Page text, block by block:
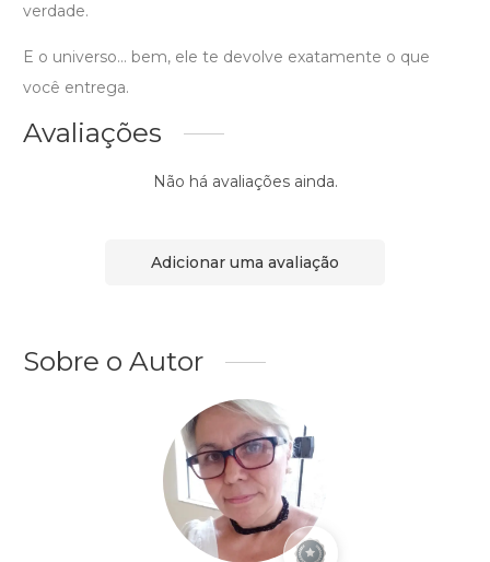
verdade.
E o universo… bem, ele te devolve exatamente o que
você entrega.
Avaliações
Não há avaliações ainda.
Adicionar uma avaliação
Sobre o Autor